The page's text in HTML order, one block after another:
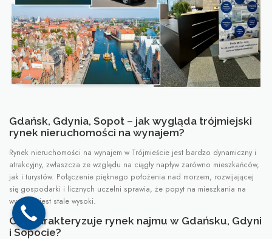
Gdańsk, Gdynia, Sopot – jak wygląda trójmiejski
rynek nieruchomości na wynajem?
Rynek nieruchomości na wynajem w Trójmieście jest bardzo dynamiczny i
atrakcyjny, zwłaszcza ze względu na ciągły napływ zarówno mieszkańców,
jak i turystów. Połączenie pięknego położenia nad morzem, rozwijającej
się gospodarki i licznych uczelni sprawia, że popyt na mieszkania na
wynajem jest stale wysoki.
Co charakteryzuje rynek najmu w Gdańsku, Gdyni
i Sopocie?